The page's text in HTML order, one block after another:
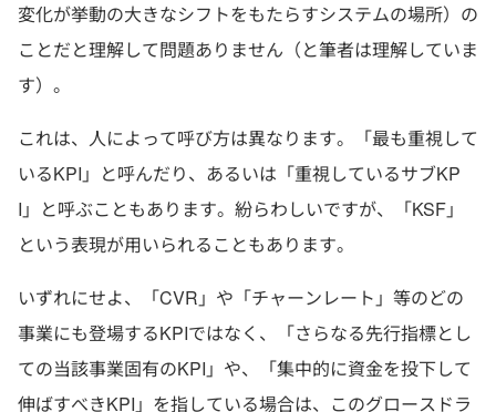
変化が挙動の大きなシフトをもたらすシステムの場所）の
ことだと理解して問題ありません（と筆者は理解していま
す）。
これは、人によって呼び方は異なります。「最も重視して
いるKPI」と呼んだり、あるいは「重視しているサブKP
I」と呼ぶこともあります。紛らわしいですが、「KSF」
という表現が用いられることもあります。
いずれにせよ、「CVR」や「チャーンレート」等のどの
事業にも登場するKPIではなく、「さらなる先行指標とし
ての当該事業固有のKPI」や、「集中的に資金を投下して
伸ばすべきKPI」を指している場合は、このグロースドラ